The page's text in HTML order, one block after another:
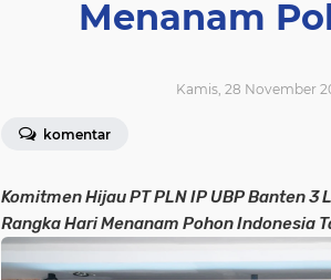
Menanam
Kamis, 28 November
komentar
Komitmen Hijau PT PLN IP UBP Banten 3
Rangka Hari Menanam Pohon Indonesia